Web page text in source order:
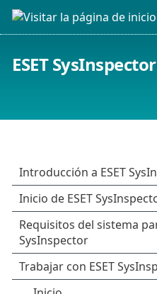
ESET SysInspector